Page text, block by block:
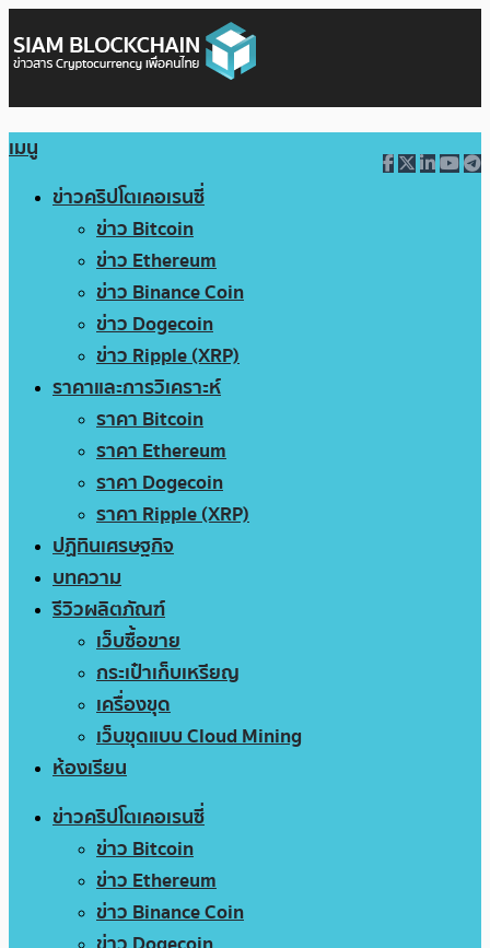
เมนู
ข่าวคริปโตเคอเรนซี่
ข่าว Bitcoin
ข่าว Ethereum
ข่าว Binance Coin
ข่าว Dogecoin
ข่าว Ripple (XRP)
ราคาและการวิเคราะห์
ราคา Bitcoin
ราคา Ethereum
ราคา Dogecoin
ราคา Ripple (XRP)
ปฏิทินเศรษฐกิจ
บทความ
รีวิวผลิตภัณฑ์
เว็บซื้อขาย
กระเป๋าเก็บเหรียญ
เครื่องขุด
เว็บขุดแบบ Cloud Mining
ห้องเรียน
ข่าวคริปโตเคอเรนซี่
ข่าว Bitcoin
ข่าว Ethereum
ข่าว Binance Coin